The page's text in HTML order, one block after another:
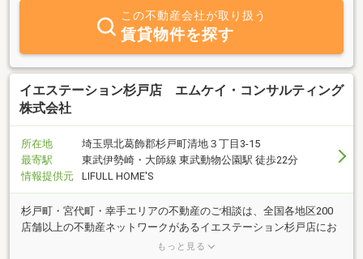
適生活のお手伝いをする専門家でありたい。そんな意味が込められ
この不動産会社が取り扱う
賃貸物件を探す
イエステーション杉戸店 エムケイ・コンサルティング
株式会社
所在地
埼玉県北葛飾郡杉戸町清地３丁目3-15
最寄駅
東武伊勢崎・大師線 東武動物公園駅 徒歩22分
情報提供元
LIFULL HOME'S
杉戸町・宮代町・幸手エリアの不動産のご相談は、全国各地区200
店舗以上の不動産ネットワークがあるイエステーション杉戸店にお
任せください。お客様のお役に立てるよう、全力で努めて参りま
もっと見る